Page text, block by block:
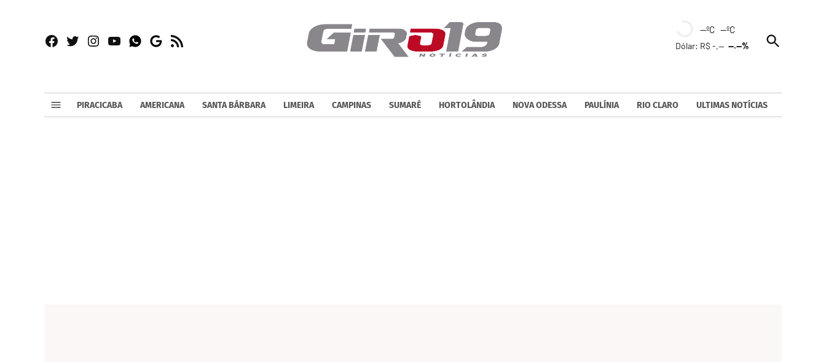
Facebook
TwitterInstagram
YouTubeWhatsapp
Google
RSS
--ºC --ºC
Dólar: R$ -,----.--%
Open
Search
PIRACICABA AMERICANA SANTA BÁRBARA LIMEIRA CAMPINAS SUMARÉ HORTOLÂNDIA NOVA ODESSA PAULÍNIA RIO CLARO ULTIMAS NOTÍCIAS